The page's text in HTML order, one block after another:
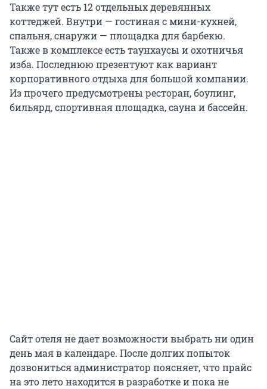
Также тут есть 12 отдельных деревянных
коттеджей. Внутри — гостиная с мини-кухней,
спальня, снаружи — площадка для барбекю.
Также в комплексе есть таунхаусы и охотничья
изба. Последнюю презентуют как вариант
корпоративного отдыха для большой компании.
Из прочего предусмотрены ресторан, боулинг,
бильярд, спортивная площадка, сауна и бассейн.
Сайт отеля не дает возможности выбрать ни один
день мая в календаре. После долгих попыток
дозвониться администратор поясняет, что прайс
на это лето находится в разработке и пока не